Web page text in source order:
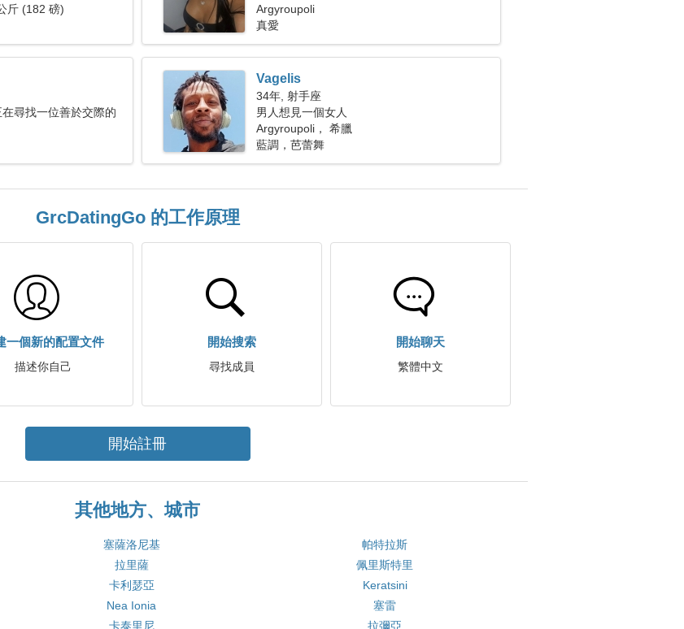
斤 (182 磅)
Argyroupoli
真愛
尋找一位善於交際的
Vagelis
34年, 射手座
男人想見一個女人
Argyroupoli， 希臘
藍調，芭蕾舞
GrcDatingGo 的工作原理
一個新的配置文件
描述你自己
開始搜索
尋找成員
開始聊天
繁體中文
開始註冊
其他地方、城市
塞薩洛尼基
帕特拉斯
拉里薩
佩里斯特里
卡利瑟亞
Keratsini
Nea Ionia
塞雷
卡泰里尼 拉彌亞